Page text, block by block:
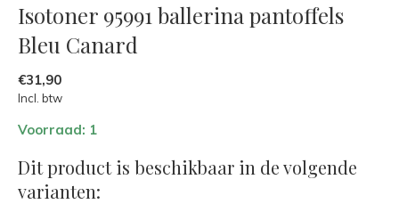
Isotoner 95991 ballerina pantoffels
Bleu Canard
€31,90
Incl. btw
Voorraad: 1
Dit product is beschikbaar in de volgende
varianten: